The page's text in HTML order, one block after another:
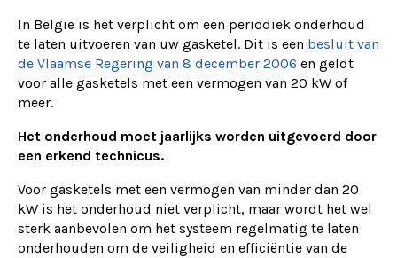
In België is het verplicht om een periodiek onderhoud
te laten uitvoeren van uw gasketel. Dit is een besluit van
de Vlaamse Regering van 8 december 2006 en geldt
voor alle gasketels met een vermogen van 20 kW of
meer.
Het onderhoud moet jaarlijks worden uitgevoerd door
een erkend technicus.
Voor gasketels met een vermogen van minder dan 20
kW is het onderhoud niet verplicht, maar wordt het wel
sterk aanbevolen om het systeem regelmatig te laten
onderhouden om de veiligheid en efficiëntie van de